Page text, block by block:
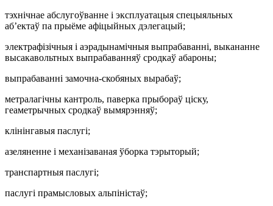
тэхнічнае абслугоўванне і эксплуатацыя спецыяльных
аб’ектаў па прыёме афіцыйных дэлегацый;
электрафізічныя і аэрадынамічныя выпрабаванні, выкананне
высакавольтных выпрабаванняў сродкаў абароны;
выпрабаванні замочна-скобяных вырабаў;
метралагічны кантроль, паверка прыбораў ціску,
геаметрычных сродкаў вымярэнняў;
клінінгавыя паслугі;
азеляненне і механізаваная ўборка тэрыторый;
транспартныя паслугі;
паслугі прамысловых альпіністаў;